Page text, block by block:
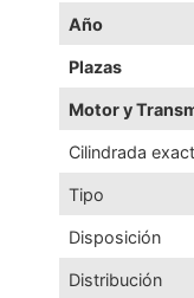
Año
Plazas
Motor y
Cilindrada
Tipo
Disposición
Distribución